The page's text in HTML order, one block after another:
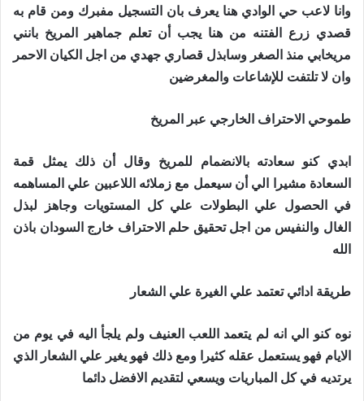
وانا لاعب حي الوادي هنا يعرف بان التسجيل مفبرك ومن قام به
قصدي زرع الفتنه من هنا يجب أن تعلم جماهير المريخ بانني
مريخابي منذ الصغر وسابذل قصاري جهدي من اجل الكيان الاحمر
وان لا تلتفت للإشاعات والمغرضين
طموحي الاحتراف الخارجي عبر المريخ
ابدي كنو سعادته بالانضمام للمريخ وقال أن ذلك يمثل قمة
السعادة مشيرا الي أن سيعمل مع زملائه اللاعبين علي المساهمه
في الحصول علي البطولات علي كل المستويات وجاهز لبذل
الغال والنفيس من اجل تحقيق حلم الاحتراف خارج السودان باذن
الله
طريقة ادائي تعتمد علي الغيرة علي الشعار
نوه كنو الي انه لم يتعمد اللعب العنيف ولم يلجأ اليه في يوم من
الايام فهو يستعمل عقله كثيرا ومع ذلك فهو يغير علي الشعار الذي
يرتديه في كل المباريات ويسعي لتقديم الافضل دائما